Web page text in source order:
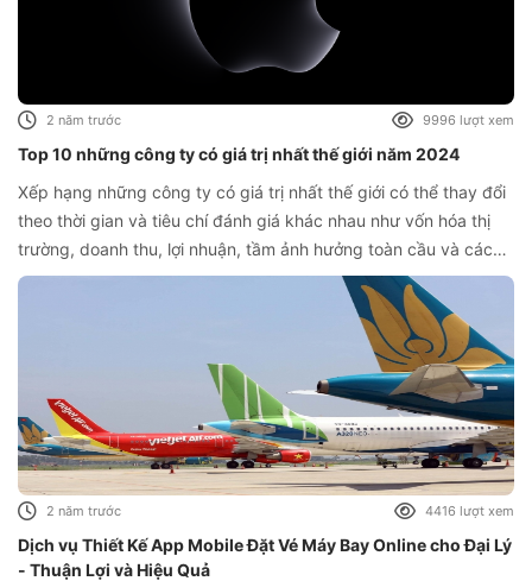
2 năm trước 9996 lượt xem
Top 10 những công ty có giá trị nhất thế giới năm 2024
Xếp hạng những công ty có giá trị nhất thế giới có thể thay đổi
theo thời gian và tiêu chí đánh giá khác nhau như vốn hóa thị
trường, doanh thu, lợi nhuận, tầm ảnh hưởng toàn cầu và các
yếu tố khác. Và top 10 này được xếp theo vốn hóa thị trường
2 năm trước 4416 lượt xem
Dịch vụ Thiết Kế App Mobile Đặt Vé Máy Bay Online cho Đại Lý
- Thuận Lợi và Hiệu Quả